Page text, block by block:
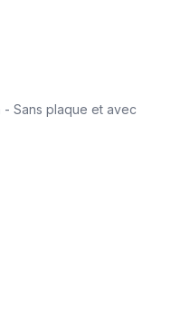
Sans plaque et avec